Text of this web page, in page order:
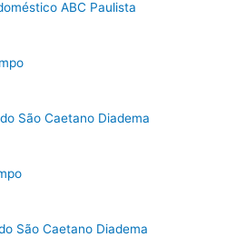
ABC Paulista
São Caetano Diadema
São Caetano Diadema